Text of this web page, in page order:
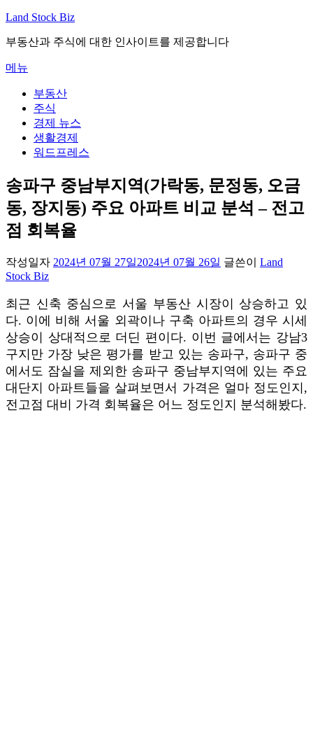
내
으
로
바
Land Stock Biz
부동산과 주식에 대한 인사이트를 제공합니다
메뉴
부동산
주식
경제 뉴스
생활경제
워드프레스
송파구 중남부지역(가락동, 문정동, 오금
동, 장지동) 주요 아파트 비교 분석 – 전고
점 회복율
작성일자 2024년 07월 27일2024년 07월 26일 글쓴이 Land
Stock Biz
최근 신축 중심으로 서울 부동산 시장이 상승하고 있
다. 이에 비해 서울 외곽이나 구축 아파트의 경우 시세
상승이 상대적으로 더딘 편이다. 이번 글에서는 강남3
구지만 가장 낮은 평가를 받고 있는 송파구, 송파구 중
에서도 잠실을 제외한 송파구 중남부지역에 있는 주요
대단지 아파트들을 살펴보면서 가격은 얼마 정도인지,
전고점 대비 가격 회복율은 어느 정도인지 분석해봤다.